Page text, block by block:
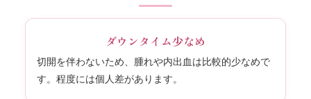
ダウンタイム少なめ
切開を伴わないため、腫れや内出血は比較的少なめで
す。程度には個人差があります。